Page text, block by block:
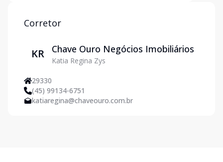
Corretor
KR Chave Ouro Negócios Imobiliários
Katia Regina Zys
29330
(45) 99134-6751
katiaregina@chaveouro.com.br